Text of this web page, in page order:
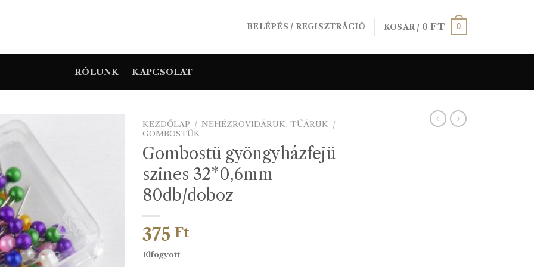
BELÉPÉS / REGISZTRÁCIÓ KOSÁR / 0FT 0
RÓLUNK KAPCSOLAT
KEZDŐLAP / NEHÉZRÖVIDÁRUK, TŰÁRUK /
GOMBOSTŰK
Gombostü gyöngyházfejü
szines 32*0,6mm
80db/doboz
375 Ft
Elfogyott